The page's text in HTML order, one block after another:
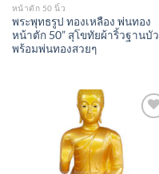
หน้าตัก 50 นิ้ว
พระพุทธรูป ทองเหลือง พ่นทอง
หน้าตัก 50” สุโขทัยผ้าริ้วฐานบัว
พร้อมพ่นทองสวยๆ